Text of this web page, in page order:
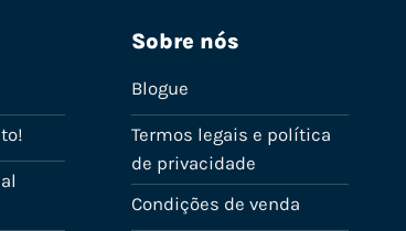
Sobre nós
Blogue
Termos legais e política
de privacidade
Condições de venda